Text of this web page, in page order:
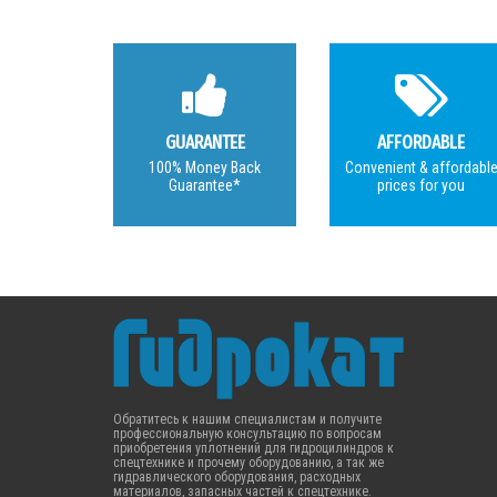
GUARANTEE
100% Money Back
Guarantee*
AFFORDABLE
Convenient & affordable
prices for you
Обратитесь к нашим специалистам и получите
профессиональную консультацию по вопросам
приобретения уплотнений для гидроцилиндров к
спецтехнике и прочему оборудованию, а так же
гидравлического оборудования, расходных
материалов, запасных частей к спецтехнике.